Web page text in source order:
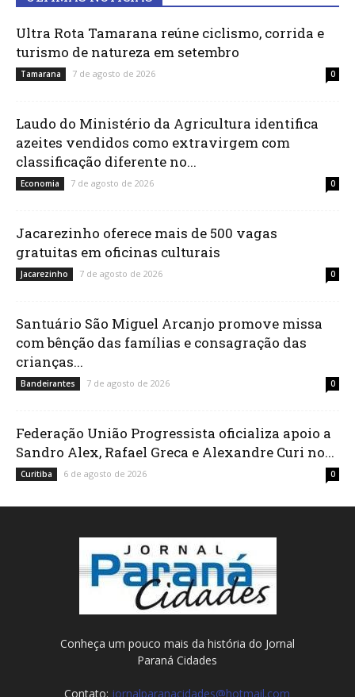
Ultra Rota Tamarana reúne ciclismo, corrida e
turismo de natureza em setembro
Tamarana 7 de agosto de 2026 0
Laudo do Ministério da Agricultura identifica
azeites vendidos como extravirgem com
classificação diferente no...
Economia 7 de agosto de 2026 0
Jacarezinho oferece mais de 500 vagas
gratuitas em oficinas culturais
Jacarezinho 7 de agosto de 2026 0
Santuário São Miguel Arcanjo promove missa
com bênção das famílias e consagração das
crianças...
Bandeirantes 7 de agosto de 2026 0
Federação União Progressista oficializa apoio a
Sandro Alex, Rafael Greca e Alexandre Curi no...
Curitiba 6 de agosto de 2026 0
Conheça um pouco mais da história do Jornal
Paraná Cidades
Contato: jornalparanacidades@hotmail.com